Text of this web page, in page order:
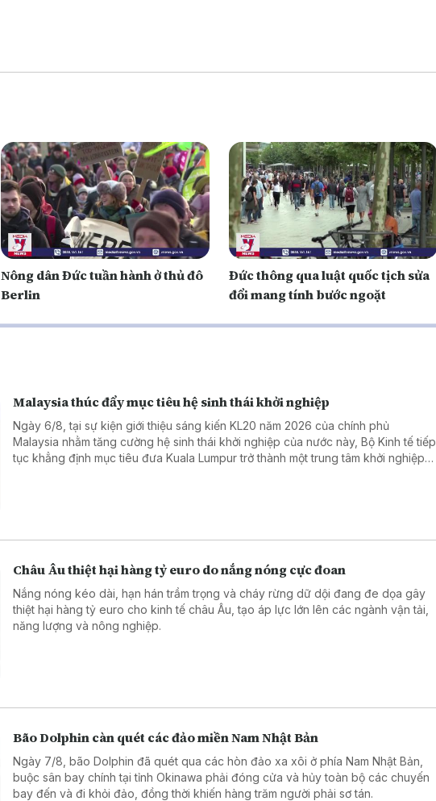
Nông dân Đức tuần hành ở thủ đô
Berlin
Đức thông qua luật quốc tịch sửa
đổi mang tính bước ngoặt
Malaysia thúc đẩy mục tiêu hệ sinh thái khởi nghiệp
Ngày 6/8, tại sự kiện giới thiệu sáng kiến KL20 năm 2026 của chính phủ
Malaysia nhằm tăng cường hệ sinh thái khởi nghiệp của nước này, Bộ Kinh tế tiếp
tục khẳng định mục tiêu đưa Kuala Lumpur trở thành một trung tâm khởi nghiệp
Châu Âu thiệt hại hàng tỷ euro do nắng nóng cực đoan
Nắng nóng kéo dài, hạn hán trầm trọng và cháy rừng dữ dội đang đe dọa gây
thiệt hại hàng tỷ euro cho kinh tế châu Âu, tạo áp lực lớn lên các ngành vận tải,
năng lượng và nông nghiệp.
Bão Dolphin càn quét các đảo miền Nam Nhật Bản
Ngày 7/8, bão Dolphin đã quét qua các hòn đảo xa xôi ở phía Nam Nhật Bản,
buộc sân bay chính tại tỉnh Okinawa phải đóng cửa và hủy toàn bộ các chuyến
bay đến và đi khỏi đảo, đồng thời khiến hàng trăm người phải sơ tán.